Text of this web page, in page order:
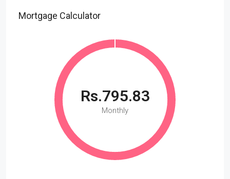
Mortgage Calculator
Rs.795.83
Monthly